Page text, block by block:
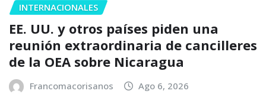
INTERNACIONALES
EE. UU. y otros países piden una
reunión extraordinaria de cancilleres
de la OEA sobre Nicaragua
Francomacorisanos Ago 6, 2026